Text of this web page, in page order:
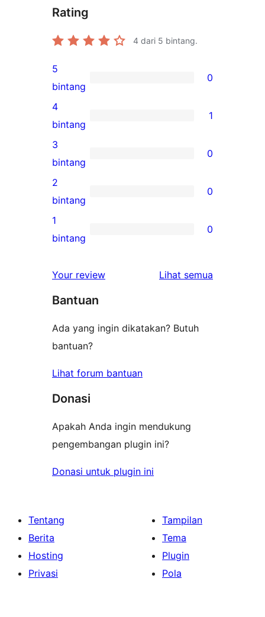
Rating
4 dari 5 bintang.
0
ulasan
5-
bintang
5
bintang
0
1
ulasan
4-
bintang
4
bintang
1
0
ulasan
3-
bintang
3
bintang
0
0
ulasan
2-
2
bintang
0
0
1-
1
bintang
0
Your review Lihat semua
Bantuan
Ada yang ingin dikatakan? Butuh
bantuan?
Lihat forum bantuan
Donasi
Apakah Anda ingin mendukung
pengembangan plugin ini?
Donasi untuk plugin ini
Tentang
Berita
Hosting
Privasi
Tampilan
Tema
Plugin
Pola